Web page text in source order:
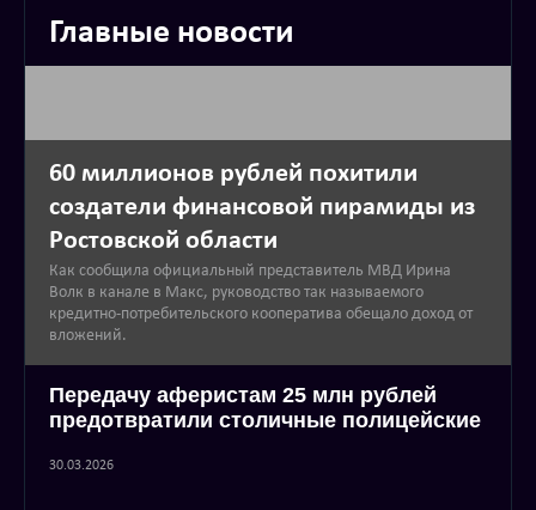
Главные новости
60 миллионов рублей похитили
создатели финансовой пирамиды из
Ростовской области
Как сообщила официальный представитель МВД Ирина
Волк в канале в Макс, руководство так называемого
кредитно-потребительского кооператива обещало доход от
вложений.
Передачу аферистам 25 млн рублей
предотвратили столичные полицейские
30.03.2026